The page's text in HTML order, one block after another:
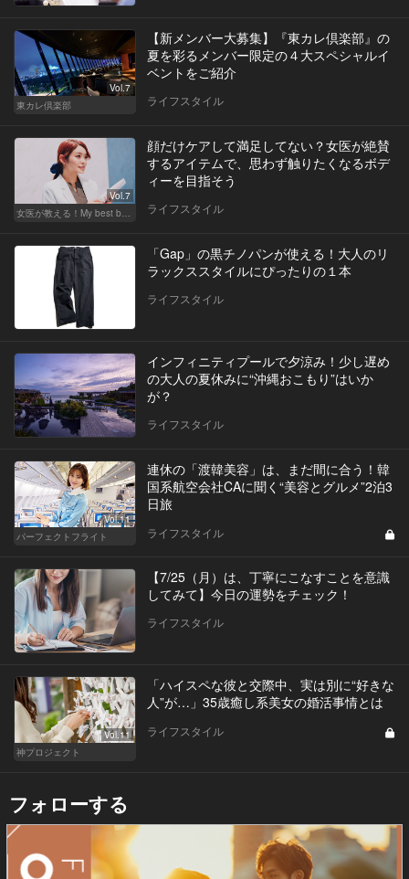
Vol.7
東カレ倶楽部
【新メンバー大募集】『東カレ倶楽部』の
夏を彩るメンバー限定の４大スペシャルイ
ベントをご紹介
ライフスタイル
Vol.7
女医が教える！My best beauty
顔だけケアして満足してない？女医が絶賛
するアイテムで、思わず触りたくなるボデ
ィーを目指そう
ライフスタイル
「Gap」の黒チノパンが使える！大人のリ
ラックススタイルにぴったりの１本
ライフスタイル
インフィニティプールで夕涼み！少し遅め
の大人の夏休みに“沖縄おこもり”はいか
が？
ライフスタイル
Vol.11
パーフェクトフライト
連休の「渡韓美容」は、まだ間に合う！韓
国系航空会社CAに聞く“美容とグルメ”2泊3
日旅
ライフスタイル
【7/25（月）は、丁寧にこなすことを意識
してみて】今日の運勢をチェック！
ライフスタイル
Vol.11
神プロジェクト
「ハイスペな彼と交際中、実は別に“好きな
人”が…」35歳癒し系美女の婚活事情とは
ライフスタイル
フォローする